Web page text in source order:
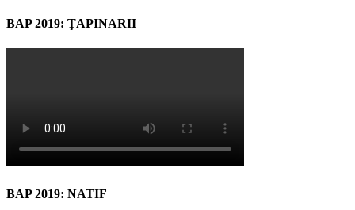
BAP 2019: ŢAPINARII
BAP 2019: NATIF